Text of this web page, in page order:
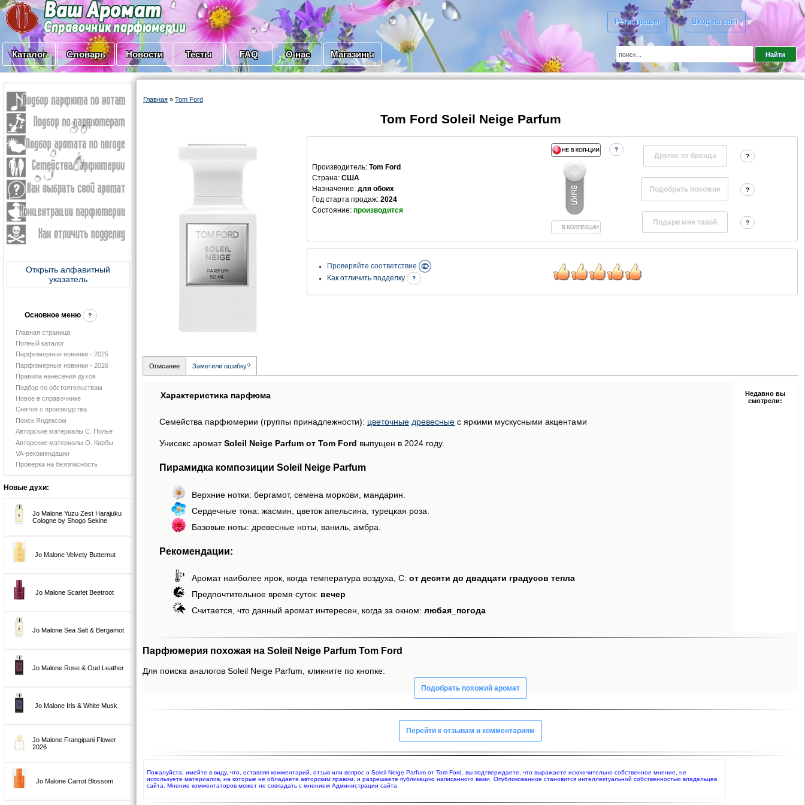
Регистрация Вход на сайт
Каталог Словарь Новости Тесты FAQ О нас Магазины
Открыть алфавитный
указатель
Основное меню ?
Главная страница
Полный каталог
Парфюмерные новинки - 2025
Парфюмерные новинки - 2026
Правила нанесения духов
Подбор по обстоятельствам
Новое в справочнике
Снятое с производства
Поиск Яндексом
Авторские материалы С. Полье
Авторские материалы О. Кирбы
VA-рекомендации
Проверка на безопасность
Новые духи:
Jo Malone Yuzu Zest Harajuku
Cologne by Shogo Sekine
Jo Malone Velvety Butternut
Jo Malone Scarlet Beetroot
Jo Malone Sea Salt & Bergamot
Jo Malone Rose & Oud Leather
Jo Malone Iris & White Musk
Jo Malone Frangipani Flower
2026
Jo Malone Carrot Blossom
Главная » Tom Ford
Tom Ford Soleil Neige Parfum
Производитель: Tom Ford
Страна: США
Назначение: для обоих
Год старта продаж: 2024
Состояние: производится
?
Другие от бренда ?
?
?
Проверяйте соответствие
Как отличить подделку
?
Описание Заметили ошибку?
Характеристика парфюма
Семейства парфюмерии (группы принадлежности): цветочные древесные с яркими мускусными акцентами
Унисекс ароматSoleil Neige Parfum от Tom Ford выпущен в 2024 году.
Пирамидка композиции Soleil Neige Parfum
Верхние нотки: бергамот, семена моркови, мандарин.
Сердечные тона: жасмин, цветок апельсина, турецкая роза.
Базовые ноты: древесные ноты, ваниль, амбра.
Рекомендации:
Аромат наиболее ярок, когда температура воздуха, С: от десяти до двадцати градусов тепла
Предпочтительное время суток: вечер
Считается, что данный аромат интересен, когда за окном: любая_погода
Недавно вы
смотрели:
Парфюмерия похожая на Soleil Neige Parfum Tom Ford
Для поиска аналогов Soleil Neige Parfum, кликните по кнопке:
Подобрать похожий аромат
Перейти к отзывам и комментариям
Пожалуйста, имейте в виду, что, оставляя комментарий, отзыв или вопрос о Soleil Neige Parfum от Tom Ford, вы подтверждаете, что выражаете исключительно собственное мнение, не
используете материалов, на которые не обладаете авторским правом, и разрешаете публикацию написанного вами. Опубликованное становится интеллектуальной собственностью владельцев
сайта. Мнение комментаторов может не совпадать с мнением Администрации сайта.